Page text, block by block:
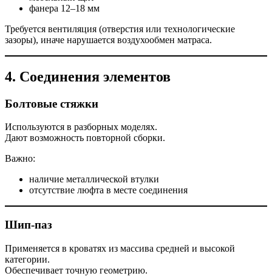
фанера 12–18 мм
Требуется вентиляция (отверстия или технологические
зазоры), иначе нарушается воздухообмен матраса.
4. Соединения элементов
Болтовые стяжки
Используются в разборных моделях.
Дают возможность повторной сборки.
Важно:
наличие металлической втулки
отсутствие люфта в месте соединения
Шип-паз
Применяется в кроватях из массива средней и высокой
категории.
Обеспечивает точную геометрию.